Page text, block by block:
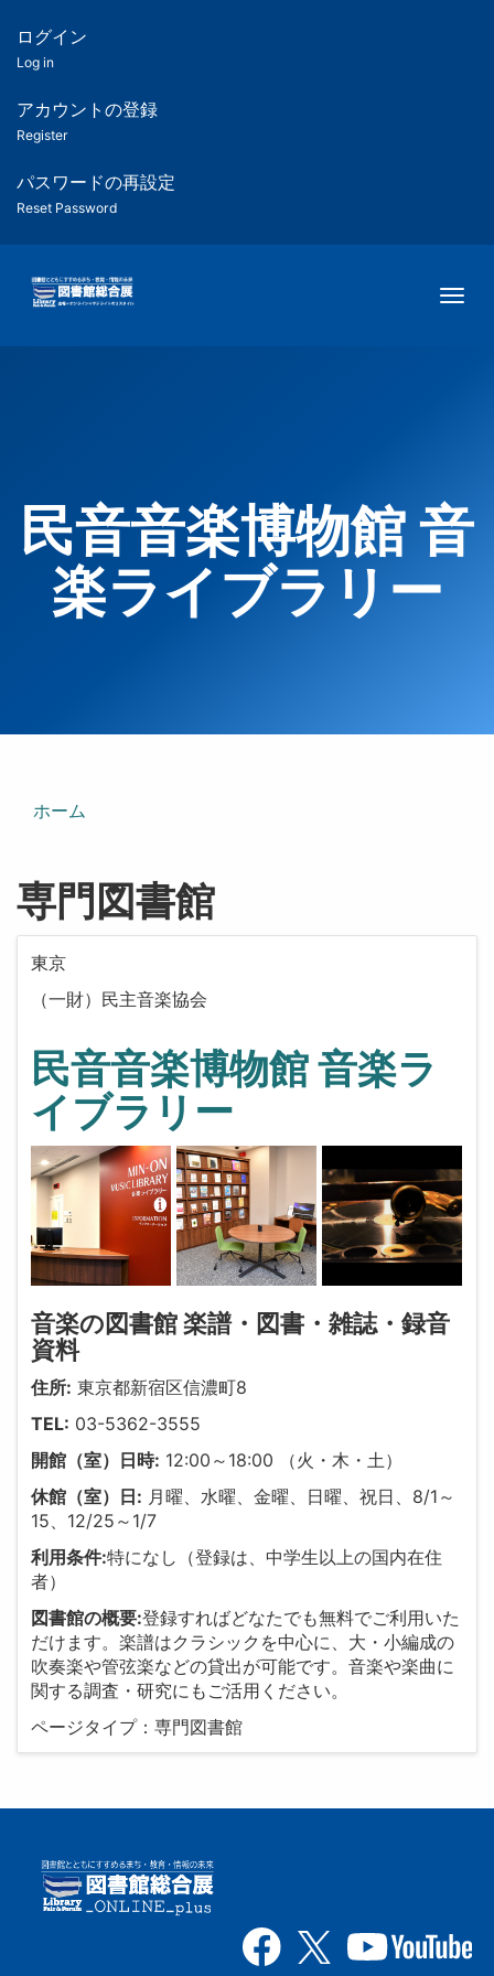
ツ
匿
名
ユ
ー
ー
用
メ
ログイン
Log in
アカウントの登録
Register
パスワードの再設定
Reset Password
民音音楽博物館 音
楽ライブラリー
ホーム
専門図書館
東京
（一財）民主音楽協会
民音音楽博物館 音楽ラ
イブラリー
音楽の図書館 楽譜・図書・雑誌・録音
資料
住所: 東京都新宿区信濃町8
TEL: 03-5362-3555
開館（室）日時: 12:00～18:00 （火・木・土）
休館（室）日: 月曜、水曜、金曜、日曜、祝日、8/1～
15、12/25～1/7
利用条件:特になし（登録は、中学生以上の国内在住
者）
図書館の概要:登録すればどなたでも無料でご利用いた
だけます。楽譜はクラシックを中心に、大・小編成の
吹奏楽や管弦楽などの貸出が可能です。音楽や楽曲に
関する調査・研究にもご活用ください。
ページタイプ：専門図書館